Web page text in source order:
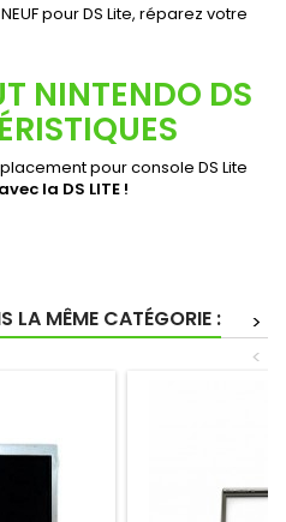
pour DS Lite, réparez votre
NINTENDO DS
pour console DS Lite
la DS LITE !
LA MÊME CATÉGORIE :
>
<